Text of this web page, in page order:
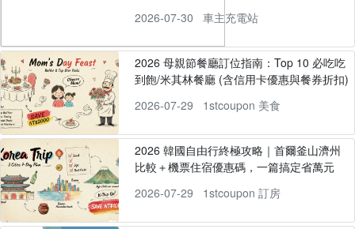
2026-07-30
車主充電站
2026 母親節餐廳訂位指南：Top 10 必吃吃
到飽/米其林餐廳 (含信用卡優惠與餐券折扣)
2026-07-29
1stcoupon 美食
2026 韓國自由行終極攻略｜首爾釜山濟州
比較＋機票住宿優惠碼，一篇搞定省萬元
2026-07-29
1stcoupon 訂房